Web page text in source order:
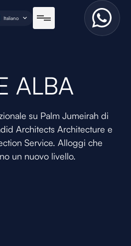
Italiano
ALBA
su Palm Jumeirah di
Architects Architecture e
Service. Alloggi che
un nuovo livello.